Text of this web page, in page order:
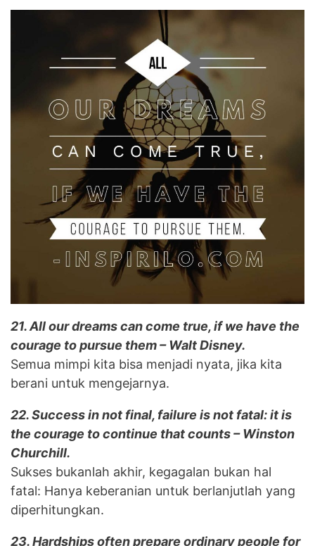
21. All our dreams can come true, if we have the
courage to pursue them – Walt Disney.
Semua mimpi kita bisa menjadi nyata, jika kita
berani untuk mengejarnya.
22. Success in not final, failure is not fatal: it is
the courage to continue that counts – Winston
Churchill.
Sukses bukanlah akhir, kegagalan bukan hal
fatal: Hanya keberanian untuk berlanjutlah yang
diperhitungkan.
23. Hardships often prepare ordinary people for